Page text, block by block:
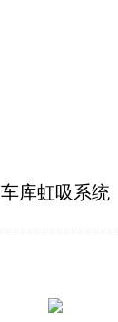
车库虹吸系统